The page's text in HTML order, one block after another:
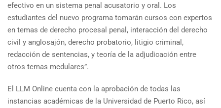
efectivo en un sistema penal acusatorio y oral. Los
estudiantes del nuevo programa tomarán cursos con expertos
en temas de derecho procesal penal, interacción del derecho
civil y anglosajón, derecho probatorio, litigio criminal,
redacción de sentencias, y teoría de la adjudicación entre
otros temas medulares”.
El LLM Online cuenta con la aprobación de todas las
instancias académicas de la Universidad de Puerto Rico, así